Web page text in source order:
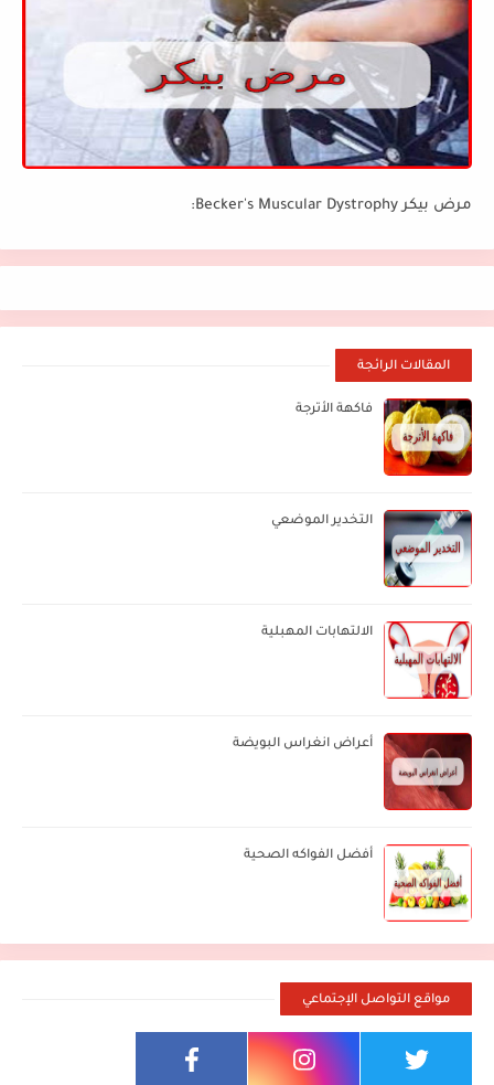
مرض بيكر Becker's Muscular Dystrophy:
المقالات الرائجة
فاكهة الأترجة
التخدير الموضعي
الالتهابات المهبلية
أعراض انغراس البويضة
أفضل الفواكه الصحية
مواقع التواصل الإجتماعي